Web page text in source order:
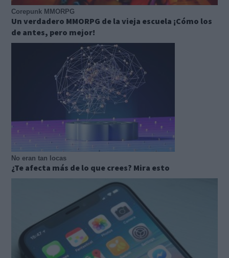
Corepunk MMORPG
Un verdadero MMORPG de la vieja escuela ¡Cómo los
de antes, pero mejor!
No eran tan locas
¿Te afecta más de lo que crees? Mira esto